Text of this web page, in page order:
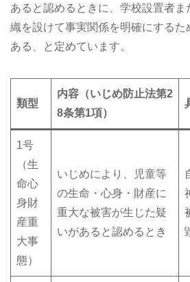
あると認めるときに、学校設置者ま
織を設けて事実関係を明確にする
ある、と定めています。
類型
内容（いじめ防止法第2
8条第1項）
1号
（生
命心
身財
産重
大事
態）
いじめにより、児童等
の生命・心身・財産に
重大な被害が生じた疑
いがあると認めるとき